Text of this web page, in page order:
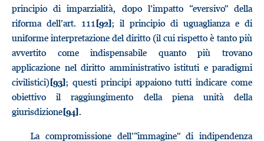
principio di imparzialità, dopo l’impatto “eversivo” della
riforma dell’art. 111[92]; il principio di uguaglianza e di
uniforme interpretazione del diritto (il cui rispetto è tanto più
avvertito come indispensabile quanto più trovano
applicazione nel diritto amministrativo istituti e paradigmi
civilistici)[93]; questi principi appaiono tutti indicare come
obiettivo il raggiungimento della piena unità della
giurisdizione[94].
La compromissione dell’“immagine” di indipendenza